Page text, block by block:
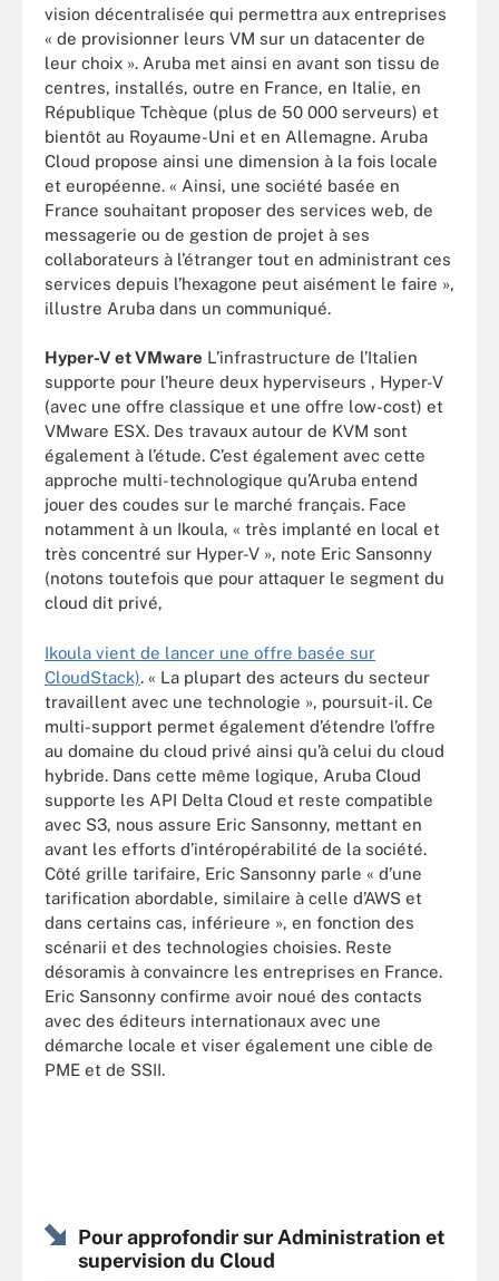
vision décentralisée qui permettra aux entreprises
« de provisionner leurs VM sur un datacenter de
leur choix ». Aruba met ainsi en avant son tissu de
centres, installés, outre en France, en Italie, en
République Tchèque (plus de 50 000 serveurs) et
bientôt au Royaume-Uni et en Allemagne. Aruba
Cloud propose ainsi une dimension à la fois locale
et européenne. « Ainsi, une société basée en
France souhaitant proposer des services web, de
messagerie ou de gestion de projet à ses
collaborateurs à l’étranger tout en administrant ces
services depuis l’hexagone peut aisément le faire »,
illustre Aruba dans un communiqué.
Hyper-V et VMware L’infrastructure de l’Italien
supporte pour l’heure deux hyperviseurs , Hyper-V
(avec une offre classique et une offre low-cost) et
VMware ESX. Des travaux autour de KVM sont
également à l’étude. C’est également avec cette
approche multi-technologique qu’Aruba entend
jouer des coudes sur le marché français. Face
notamment à un Ikoula, « très implanté en local et
très concentré sur Hyper-V », note Eric Sansonny
(notons toutefois que pour attaquer le segment du
cloud dit privé,
Ikoula vient de lancer une offre basée sur
CloudStack). « La plupart des acteurs du secteur
travaillent avec une technologie », poursuit-il. Ce
multi-support permet également d’étendre l’offre
au domaine du cloud privé ainsi qu’à celui du cloud
hybride. Dans cette même logique, Aruba Cloud
supporte les API Delta Cloud et reste compatible
avec S3, nous assure Eric Sansonny, mettant en
avant les efforts d’intéropérabilité de la société.
Côté grille tarifaire, Eric Sansonny parle « d’une
tarification abordable, similaire à celle d’AWS et
dans certains cas, inférieure », en fonction des
scénarii et des technologies choisies. Reste
désoramis à convaincre les entreprises en France.
Eric Sansonny confirme avoir noué des contacts
avec des éditeurs internationaux avec une
démarche locale et viser également une cible de
PME et de SSII.
Pour approfondir sur Administration et
supervision du Cloud